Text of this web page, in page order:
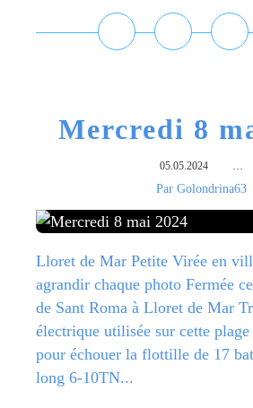
Mercredi 8
05.05.2024 …
Par Golondrina63
Lloret de Mar Petite Virée en
agrandir chaque photo Fermée
de Sant Roma à Lloret de Mar
électrique utilisée sur cette
pour échouer la flottille de 17
long 6-10TN...